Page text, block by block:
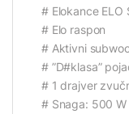
# Elokance ELO
# Elo raspon
# Aktivni
# ”D#klasa”
# 1 drajver
# Snaga: 500 W